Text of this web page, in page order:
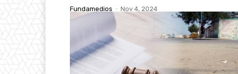
Fundamedios - Nov 4, 2024